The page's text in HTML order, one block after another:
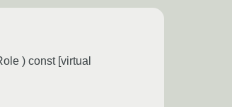
) const [virtual